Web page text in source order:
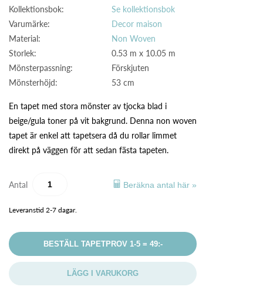
Kollektionsbok:
Se kollektionsbok
Varumärke:
Decor maison
Material:
Non Woven
Storlek:
0.53 m x 10.05 m
Mönsterpassning:
Förskjuten
Mönsterhöjd:
53 cm
En tapet med stora mönster av tjocka blad i
beige/gula toner på vit bakgrund. Denna non woven
tapet är enkel att tapetsera då du rollar limmet
direkt på väggen för att sedan fästa tapeten.
Antal Beräkna antal här »
Leveranstid 2-7 dagar.
BESTÄLL TAPETPROV 1-5 = 49:-
LÄGG I VARUKORG